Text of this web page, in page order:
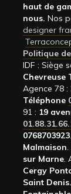
haut de
nous. Nos
designer
Politique
IDF : Siège
Chevreuse
Agence 78 :
Téléphone
91 : 19
0768703923.
Malmaison.
sur Marne.
Cergy
Saint Denis.